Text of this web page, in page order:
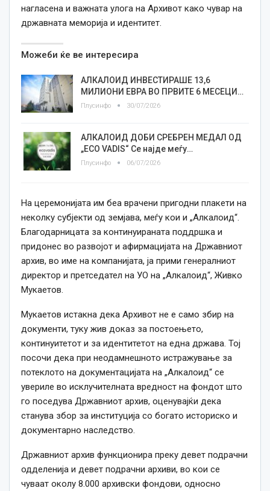
нагласена и важната улога на Архивот како чувар на
државната меморија и идентитет.
Можеби ќе ве интересира
АЛКАЛОИД ИНВЕСТИРАШЕ 13,6
МИЛИОНИ ЕВРА ВО ПРВИТЕ 6 МЕСЕЦИ…
Плусинфо 30/07/2026
АЛКАЛОИД ДОБИ СРЕБРЕН МЕДАЛ ОД
„ECO VADIS“ Се најде меѓу…
Плусинфо 06/07/2026
На церемонијата им беа врачени пригодни плакети на
неколку субјекти од земјава, меѓу кои и „Алкалоид“.
Благодарницата за континуираната поддршка и
придонес во развојот и афирмацијата на Државниот
архив, во име на компанијата, ја прими генералниот
директор и претседател на УО на „Алкалоид“, Живко
Мукаетов.
Мукаетов истакна дека Архивот не е само збир на
документи, туку жив доказ за постоењето,
континуитетот и за идентитетот на една држава. Тој
посочи дека при неодамнешното истражување за
потеклото на документацијата на „Алкалоид“ се
увериле во исклучителната вредност на фондот што
го поседува Државниот архив, оценувајќи дека
станува збор за институција со богато историско и
документарно наследство.
Државниот архив функционира преку девет подрачни
одделенија и девет подрачни архиви, во кои се
чуваат околу 8.000 архивски фондови, односно